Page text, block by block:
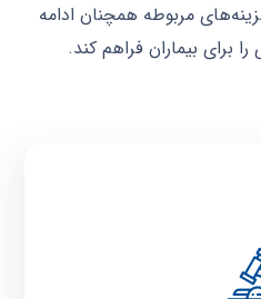
مربوطه همچنان ادامه
برای بیماران فراهم کند.